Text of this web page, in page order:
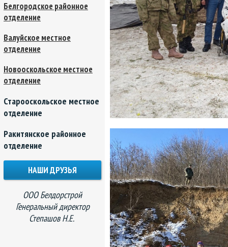
Белгородское районное
отделение
Валуйское местное
отделение
Новооскольское местное
отделение
Старооскольское местное
отделение
Ракитянское районное
отделение
НАШИ ДРУЗЬЯ
ООО Белдорстрой
Генеральный директор
Степашов Н.Е.